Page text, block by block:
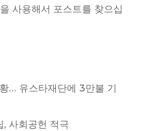
사용해서 포스트를 찾으십
… 유스타재단에 3만불 기
, 사회공헌 적극